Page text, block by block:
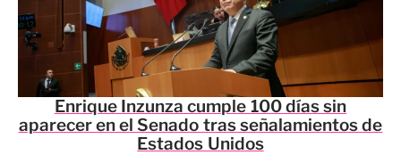
Enrique Inzunza cumple 100 días sin
aparecer en el Senado tras señalamientos de
Estados Unidos